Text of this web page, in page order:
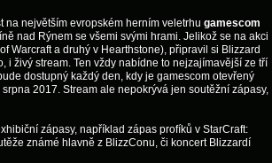
na největším evropském herním veletrhu gamescom
nad Rýnem se všemi svými hrami. Jelikož se na akci
Warcraft a druhý v Hearthstone), připravil si Blizzard
i živý stream. Ten vždy nabídne to nejzajímavější ze tří
dostupný každý den, kdy je gamescom otevřený
2017. Stream ale nepokrývá jen soutěžní zápasy,
zápasy, například zápas profíků v StarCraft:
známé hlavně z BlizzConu, či koncert Blizzardí